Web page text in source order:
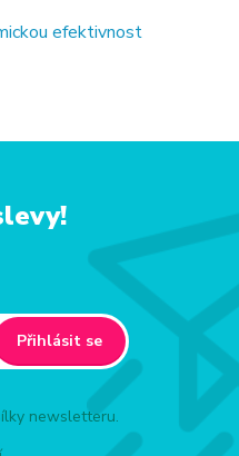
efektivnost
Přihlásit se
newsletteru.